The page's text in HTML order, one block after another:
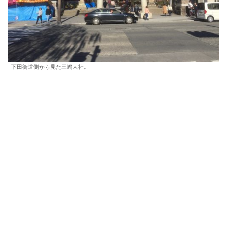
下田街道側から見た三嶋大社。